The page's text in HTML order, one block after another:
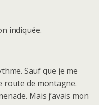
indiquée.
Sauf que je me
route de montagne.
Mais j’avais mon